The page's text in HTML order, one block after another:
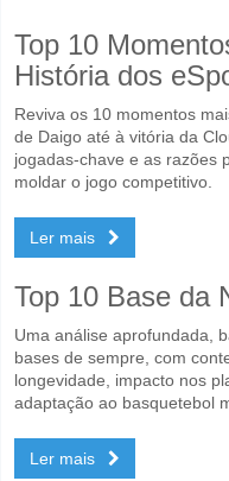
Top 10
História dos
Reviva os 10 momentos
de Daigo até à vitória da
jogadas-chave e as razões
moldar o jogo competitivo.
Ler mais
Top 10 Base da
Uma análise aprofundada,
bases de sempre, com
longevidade, impacto nos
adaptação ao basquetebol
Ler mais